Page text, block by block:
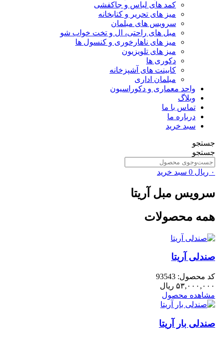
کمد های لباس و جاکفشی
میز های تحریر و کتابخانه
سرویس های مبلمان
مبل های راحتی، ال و تخت خواب شو
میز های ناهارخوری و کنسول ها
میز های تلویزیون
دکوری ها
کابینت های آشپزخانه
مبلمان اداری
واحد معماری و دکوراسیون
وبلاگ
تماس با ما
درباره ما
سبد خرید
جستجو
جستجو
۰ ریال 0 سبد خرید
سرویس مبل آریتا
همه محصولات
صندلی آریتا
کد محصول: 93543
۵۳,۰۰۰,۰۰۰ ریال
مشاهده محصول
صندلی بار آریتا